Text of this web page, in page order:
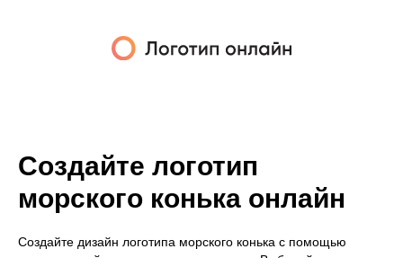
Создайте логотип
морского конька онлайн
Создайте дизайн логотипа морского конька с помощью